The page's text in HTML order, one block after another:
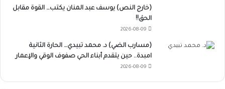
(خارج النص) يوسف عبد المنان يكتب… القوة مقابل
الحق!!
2026-08-09
(مسارب الضي) د. محمد تبيدي… الحارة الثانية
امبدة.. حين يتقدم أبناء الحي صفوف الوقي والإعمار
2026-08-09